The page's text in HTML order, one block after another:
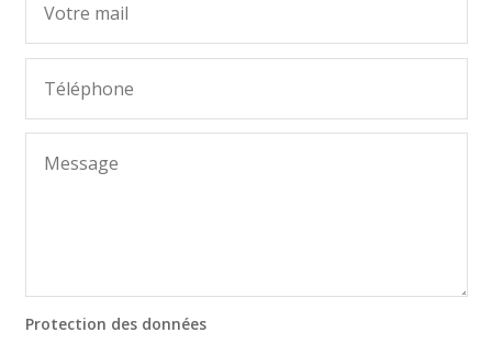
Protection des données